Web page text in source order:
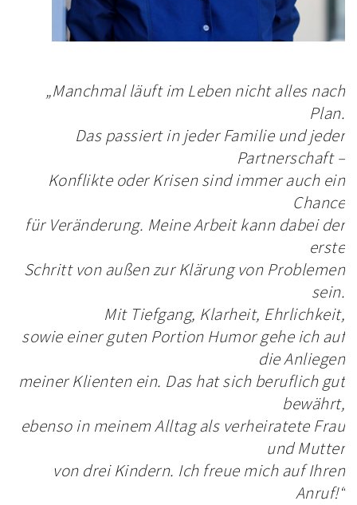
„Manchmal läuft im Leben nicht alles nach
Plan.
Das passiert in jeder Familie und jeder
Partnerschaft –
Konflikte oder Krisen sind immer auch ein
Chance
für Veränderung. Meine Arbeit kann dabei der
erste
Schritt von außen zur Klärung von Problemen
sein.
Mit Tiefgang, Klarheit, Ehrlichkeit,
sowie einer guten Portion Humor gehe ich auf
die Anliegen
meiner Klienten ein. Das hat sich beruflich gut
bewährt,
ebenso in meinem Alltag als verheiratete Frau
und Mutter
von drei Kindern. Ich freue mich auf Ihren
Anruf!“